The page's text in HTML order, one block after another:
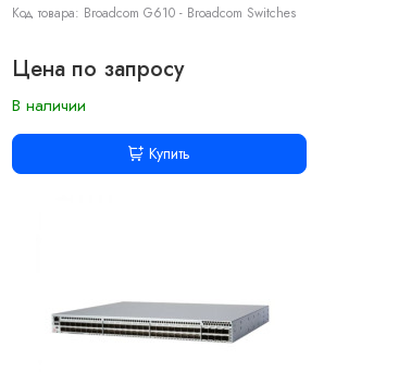
Код товара: Broadcom G610 - Broadcom Switches
Цена по запросу
В наличии
Купить